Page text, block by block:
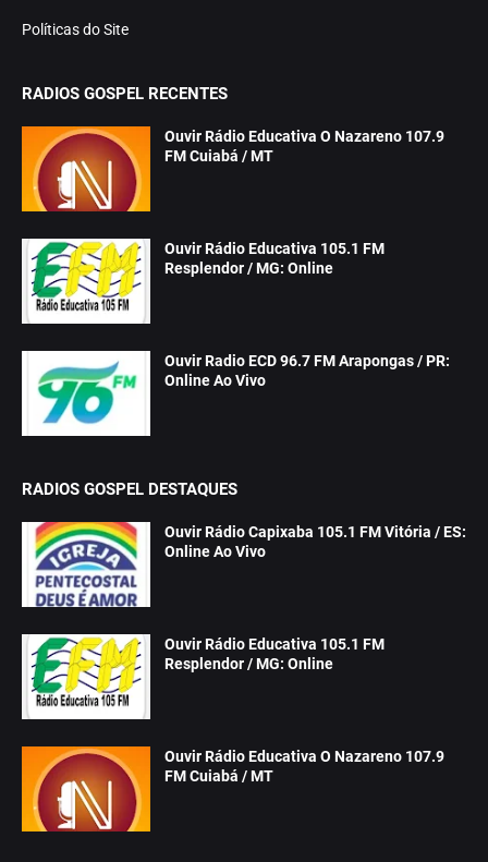
Políticas do Site
RADIOS GOSPEL RECENTES
Ouvir Rádio Educativa O Nazareno 107.9
FM Cuiabá / MT
Ouvir Rádio Educativa 105.1 FM
Resplendor / MG: Online
Ouvir Radio ECD 96.7 FM Arapongas / PR:
Online Ao Vivo
RADIOS GOSPEL DESTAQUES
Ouvir Rádio Capixaba 105.1 FM Vitória / ES:
Online Ao Vivo
Ouvir Rádio Educativa 105.1 FM
Resplendor / MG: Online
Ouvir Rádio Educativa O Nazareno 107.9
FM Cuiabá / MT